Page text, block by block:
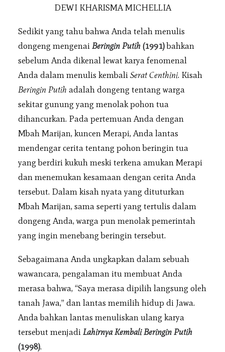
DEWI KHARISMA MICHELLIA
Sedikit yang tahu bahwa Anda telah menulis
dongeng mengenai Beringin Putih (1991)bahkan
sebelum Anda dikenal lewat karya fenomenal
Anda dalam menulis kembali Serat Centhini. Kisah
Beringin Putih adalah dongeng tentang warga
sekitar gunung yang menolak pohon tua
dihancurkan. Pada pertemuan Anda dengan
Mbah Marijan, kuncen Merapi, Anda lantas
mendengar cerita tentang pohon beringin tua
yang berdiri kukuh meski terkena amukan Merapi
dan menemukan kesamaan dengan cerita Anda
tersebut. Dalam kisah nyata yang dituturkan
Mbah Marijan, sama seperti yang tertulis dalam
dongeng Anda, warga pun menolak pemerintah
yang ingin menebang beringin tersebut.
Sebagaimana Anda ungkapkan dalam sebuah
wawancara, pengalaman itu membuat Anda
merasa bahwa, “Saya merasa dipilih langsung oleh
tanah Jawa,” dan lantas memilih hidup di Jawa.
Anda bahkan lantas menuliskan ulang karya
tersebut menjadi Lahirnya Kembali Beringin Putih
(1998).